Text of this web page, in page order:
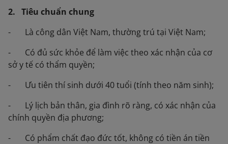
2. Tiêu chuẩn chung
- Là công dân Việt Nam, thường trú tại Việt Nam;
- Có đủ sức khỏe để làm việc theo xác nhận của cơ
sở y tế có thẩm quyền;
- Ưu tiên thí sinh dưới 40 tuổi (tính theo năm sinh);
- Lý lịch bản thân, gia đình rõ ràng, có xác nhận của
chính quyền địa phương;
- Có phẩm chất đạo đức tốt, không có tiền án tiền